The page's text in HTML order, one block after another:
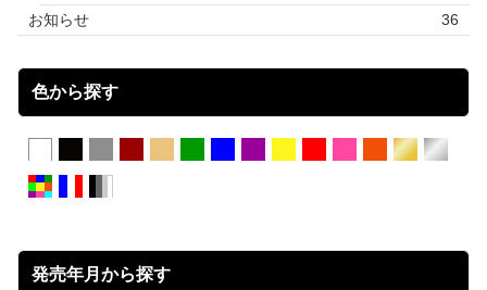
お知らせ
36
色から探す
発売年月から探す